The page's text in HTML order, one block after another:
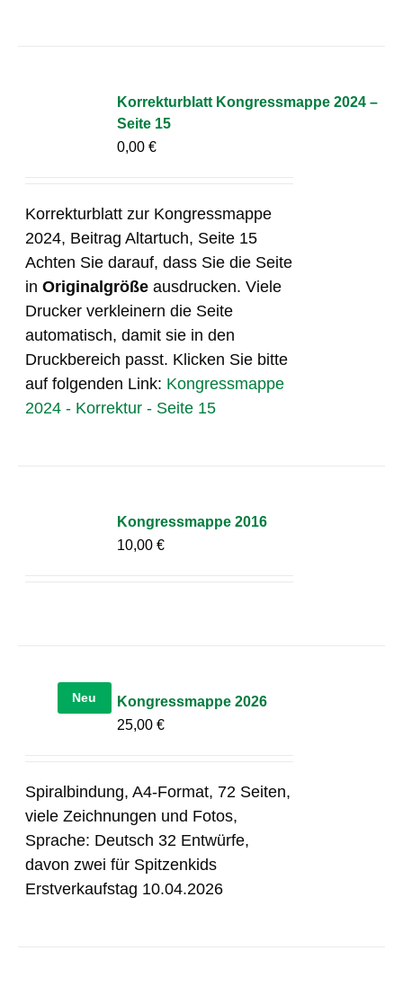
Korrekturblatt Kongressmappe 2024 –
Seite 15
0,00€
Korrekturblatt zur Kongressmappe
2024, Beitrag Altartuch, Seite 15
Achten Sie darauf, dass Sie die Seite
inOriginalgröße ausdrucken. Viele
Drucker verkleinern die Seite
automatisch, damit sie in den
Druckbereich passt. Klicken Sie bitte
auf folgenden Link: Kongressmappe
2024 - Korrektur - Seite 15
Kongressmappe 2016
10,00€
Neu
Kongressmappe 2026
25,00€
Spiralbindung, A4-Format, 72 Seiten,
viele Zeichnungen und Fotos,
Sprache: Deutsch 32 Entwürfe,
davon zwei für Spitzenkids
Erstverkaufstag 10.04.2026